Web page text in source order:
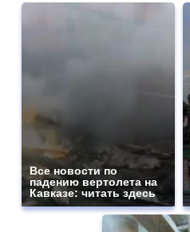
Все новости по
падению вертолета на
Кавказе: читать здесь